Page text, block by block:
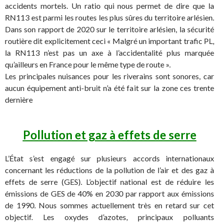
accidents mortels. Un ratio qui nous permet de dire que la
RN113 est parmi les routes les plus sûres du territoire arlésien.
Dans son rapport de 2020 sur le territoire arlésien, la sécurité
routière dit explicitement ceci « Malgré un important trafic PL,
la RN113 n’est pas un axe à l’accidentalité plus marquée
qu’ailleurs en France pour le même type de route ».
Les principales nuisances pour les riverains sont sonores, car
aucun équipement anti-bruit n’a été fait sur la zone ces trente
dernière
Pollution et gaz à effets de serre
L’État s’est engagé sur plusieurs accords internationaux
concernant les réductions de la pollution de l’air et des gaz à
effets de serre (GES). L’objectif national est de réduire les
émissions de GES de 40% en 2030 par rapport aux émissions
de 1990. Nous sommes actuellement très en retard sur cet
objectif. Les oxydes d’azotes, principaux polluants